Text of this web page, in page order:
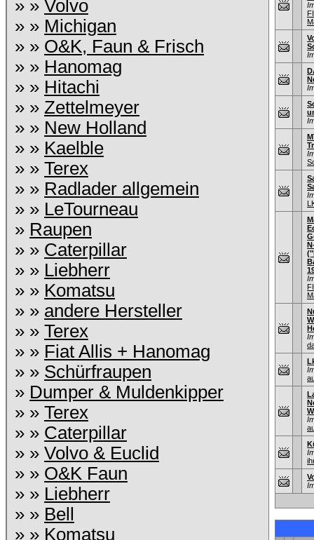
» » Volvo
» » Michigan
» » O&K, Faun & Frisch
» » Hanomag
» » Hitachi
» » Zettelmeyer
» » New Holland
» » Kaelble
» » Terex
» » Radlader allgemein
» » LeTourneau
» Raupen
» » Caterpillar
» » Liebherr
» » Komatsu
» » andere Hersteller
» » Terex
» » Fiat Allis + Hanomag
» » Schürfraupen
» Dumper & Muldenkipper
» » Terex
» » Caterpillar
» » Volvo & Euclid
» » O&K Faun
» » Liebherr
» » Bell
» » Komatsu